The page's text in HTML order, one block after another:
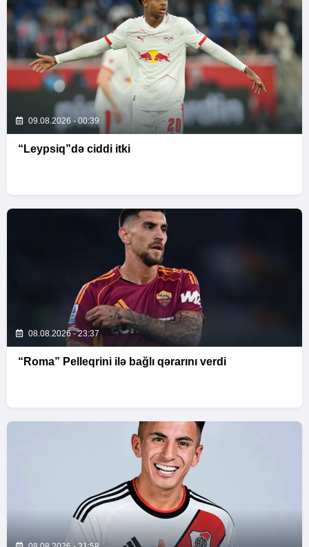
09.08.2026 - 00:39
“Leypsiq”də ciddi itki
08.08.2026 - 23:37
“Roma” Pelleqrini ilə bağlı qərarını verdi